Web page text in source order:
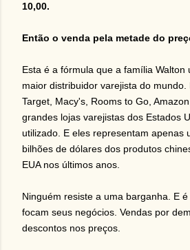
10,00.
Então o venda pela metade do
Esta é a fórmula que a família Walton
maior distribuidor varejista do mundo.
Target, Macy's, Rooms to Go,
grandes lojas varejistas dos Estados
utilizado. E eles representam apenas
bilhões de dólares dos produtos
EUA nos últimos anos.
Ninguém resiste a uma barganha. E
focam seus negócios. Vendas por
descontos nos preços.